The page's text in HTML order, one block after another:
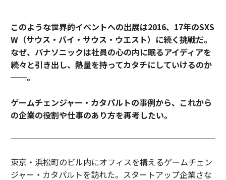
advertisement
このような世界的イベントへの出展は2016、17年のSXS
W（サウス・バイ・サウス・ウエスト）に続く挑戦だ。
なぜ、パナソニックは社員の心の内に眠るアイディアを
続々と引き出し、熱量を持ってカタチにしていけるのか
──。
ゲームチェンジャー・カタパルトの事例から、これから
の企業の役割や仕事のあり方を再考したい。
東京・浜松町のビル内にオフィスを構えるゲームチェン
ジャー・カタパルトを訪れた。スタートアップ企業さな